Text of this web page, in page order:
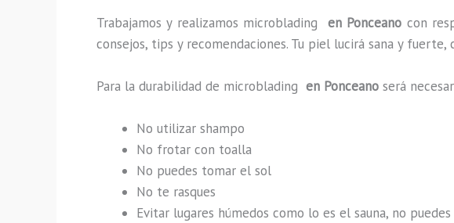
Trabajamos y realizamos microblading en Ponceano con
consejos, tips y recomendaciones. Tu piel lucirá sana y
Para la durabilidad de microblading en Ponceano será
No utilizar shampo
No frotar con toalla
No puedes tomar el sol
No te rasques
Evitar lugares húmedos como lo es el sauna, no